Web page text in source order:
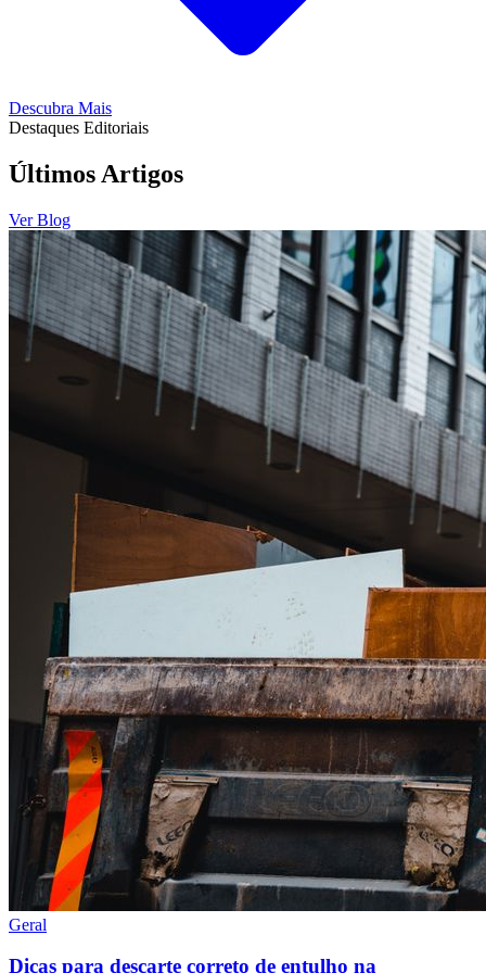
Descubra Mais
Destaques Editoriais
Últimos Artigos
Ver Blog
Geral
Dicas para descarte correto de entulho na